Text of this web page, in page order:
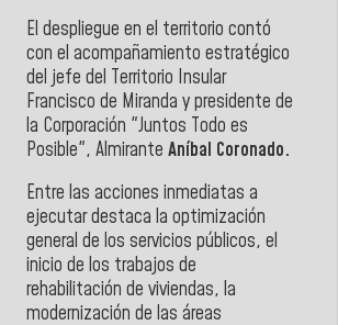
El despliegue en el territorio contó
con el acompañamiento estratégico
del jefe del Territorio Insular
Francisco de Miranda y presidente de
la Corporación "Juntos Todo es
Posible", Almirante Aníbal Coronado.
Entre las acciones inmediatas a
ejecutar destaca la optimización
general de los servicios públicos, el
inicio de los trabajos de
rehabilitación de viviendas, la
modernización de las áreas